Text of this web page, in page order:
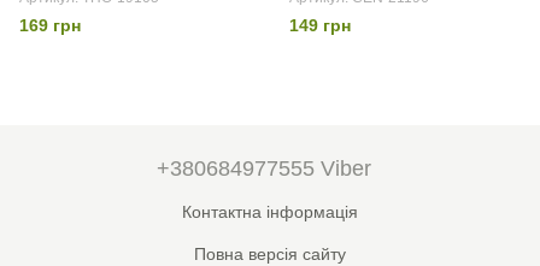
169 грн 149 грн
+380684977555 Viber
Контактна інформація
Повна версія сайту